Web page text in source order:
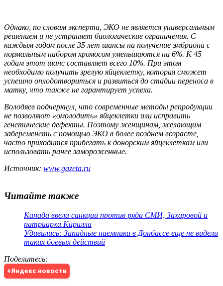
Однако, по словам эксперта, ЭКО не является универсальным
решением и не устраняет биологические ограничения. С
каждым годом после 35 лет шансы на получение эмбриона с
нормальным набором хромосом уменьшаются на 6%. К 45
годам этот шанс составляет всего 10%. При этом
необходимо получить зрелую яйцеклетку, которая сможет
успешно оплодотвориться и развиться до стадии переноса в
матку, что также не гарантирует успеха.
Володяев подчеркнул, что современные методы репродукции
не позволяют «омолодить» яйцеклетки или исправить
генетические дефекты. Поэтому женщинам, желающим
забеременеть с помощью ЭКО в более позднем возрасте,
часто приходится прибегать к донорским яйцеклеткам или
использовать ранее замороженные.
Источник: www.gazeta.ru
Читайте также
Канада ввела санкции против ряда СМИ, Захаровой и
патриарха Кирилла
Удивились: Западные наемники в Донбассе еще не видели
таких боевых действий
Поделитесь:
+Яндекс новости